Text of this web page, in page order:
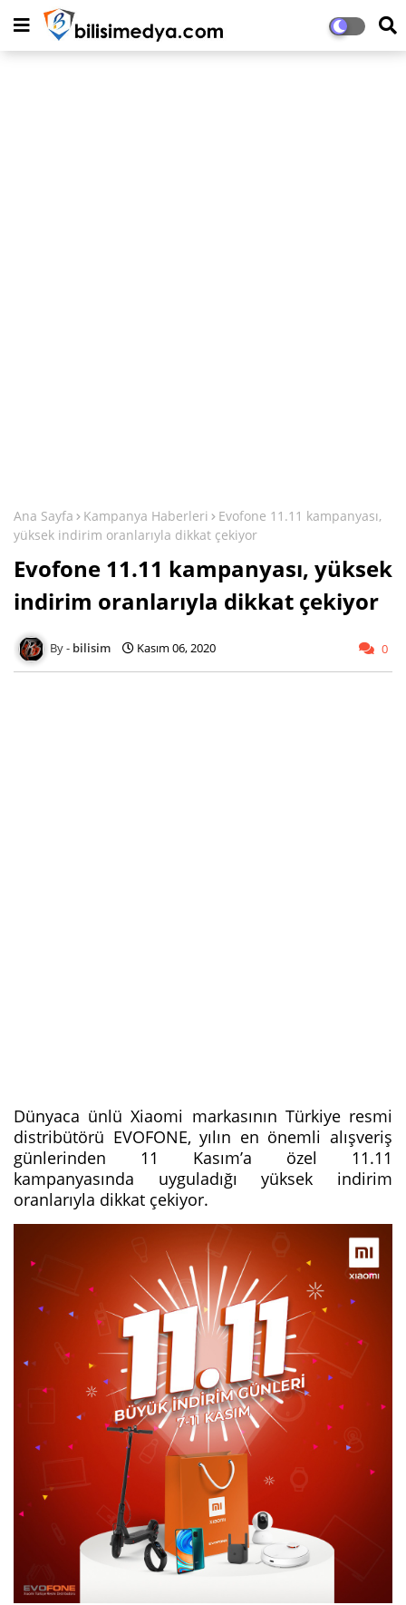
Ana Sayfa Kampanya Haberleri
Evofone 11.11 kampanyası,
yüksek indirim oranlarıyla dikkat çekiyor
Evofone 11.11 kampanyası, yüksek
indirim oranlarıyla dikkat çekiyor
bilisim Kasım 06, 2020 0
Dünyaca ünlü Xiaomi markasının Türkiye resmi
distribütörü EVOFONE, yılın en önemli alışveriş
günlerinden 11 Kasım’a özel 11.11
kampanyasında uyguladığı yüksek indirim
oranlarıyla dikkat çekiyor.